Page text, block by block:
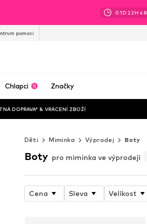
01D 22H 48
pomoci
Chlapci Značky
DOPRAVA* & VRÁCENÍ ZBOŽÍ
Děti Miminka Výprodej Boty
Boty pro miminka ve výprodeji
Cena Sleva Velikost